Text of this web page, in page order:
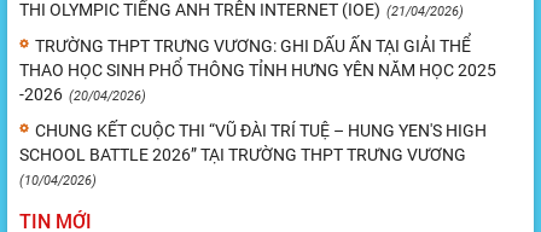
THI OLYMPIC TIẾNG ANH TRÊN INTERNET (IOE) (21/04/2026)
TRƯỜNG THPT TRƯNG VƯƠNG: GHI DẤU ẤN TẠI GIẢI THỂ
THAO HỌC SINH PHỔ THÔNG TỈNH HƯNG YÊN NĂM HỌC 2025
-2026 (20/04/2026)
CHUNG KẾT CUỘC THI “VŨ ĐÀI TRÍ TUỆ – HUNG YEN'S HIGH
SCHOOL BATTLE 2026” TẠI TRƯỜNG THPT TRƯNG VƯƠNG
(10/04/2026)
TIN MỚI